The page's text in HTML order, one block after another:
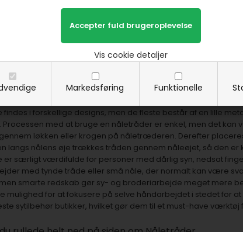
Markedsføring Funktionelle
Vis cookie detaljer
en nåletråder og hvordan bruges
er et lille, men utroligt nyttigt værktøj, der bruges til at hjælpe
for håndværkere at trække tråden gennem nåleøjet,
i forskellige designs, men de fleste består af en lille
Processen med at bruge en nåletråder er enkel, men det
løkken eller krogen på nåletræderen. Derefter
langs nålens øje trækkes tråden gennem nåleøjet, så den er
særligt værdifulde for personer med dårlig syn, nedsat
med tynde tråde eller små nåle, der normalt kan være
smarte redskab gør sy- og broderiarbejde meget mere
mulighed for at fokusere på selve håndarbejdet i stedet for
sytilbehør butikker, hvilket gør dem til et must-have